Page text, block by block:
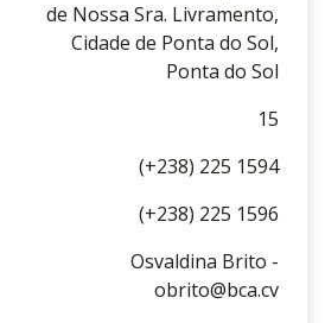
de Nossa Sra. Livramento,
Cidade de Ponta do Sol,
Ponta do Sol
15
(+238) 225 1594
(+238) 225 1596
Osvaldina Brito -
obrito@bca.cv